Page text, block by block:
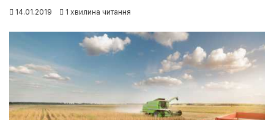
14.01.2019 1 хвилина читання